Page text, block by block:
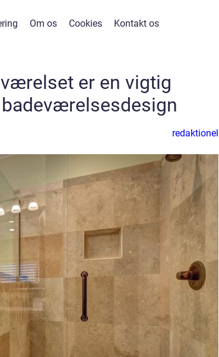
Om os Cookies Kontakt os
er en vigtig
redaktionel